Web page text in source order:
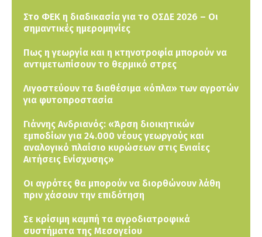
Στο ΦΕΚ η διαδικασία για το ΟΣΔΕ 2026 – Οι
σημαντικές ημερομηνίες
Πως η γεωργία και η κτηνοτροφία μπορούν να
αντιμετωπίσουν το θερμικό στρες
Λιγοστεύουν τα διαθέσιμα «όπλα» των αγροτών
για φυτοπροστασία
Γιάννης Ανδριανός: «Άρση διοικητικών
εμποδίων για 24.000 νέους γεωργούς και
αναλογικό πλαίσιο κυρώσεων στις Ενιαίες
Αιτήσεις Ενίσχυσης»
Οι αγρότες θα μπορούν να διορθώνουν λάθη
πριν χάσουν την επιδότηση
Σε κρίσιμη καμπή τα αγροδιατροφικά
συστήματα της Μεσογείου